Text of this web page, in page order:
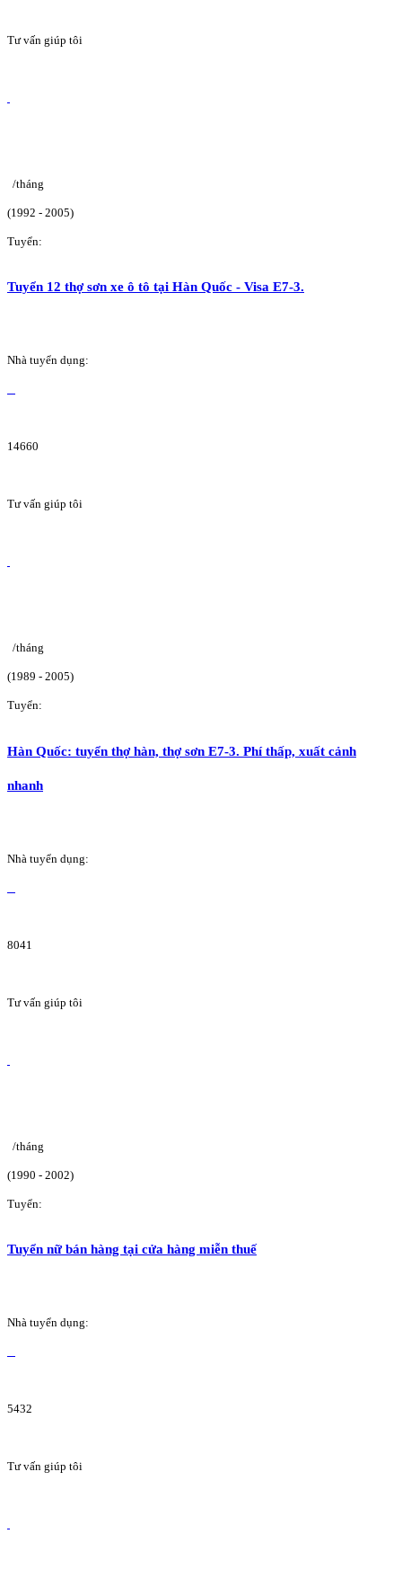
Tư vấn giúp tôi
/tháng
(1992 - 2005)
Tuyển:
Tuyển 12 thợ sơn xe ô tô tại Hàn Quốc - Visa E7-3.
Nhà tuyển dụng:
14660
Tư vấn giúp tôi
/tháng
(1989 - 2005)
Tuyển:
Hàn Quốc: tuyển thợ hàn, thợ sơn E7-3. Phí thấp, xuất cảnh
nhanh
Nhà tuyển dụng:
8041
Tư vấn giúp tôi
/tháng
(1990 - 2002)
Tuyển:
Tuyển nữ bán hàng tại cửa hàng miễn thuế
Nhà tuyển dụng:
5432
Tư vấn giúp tôi